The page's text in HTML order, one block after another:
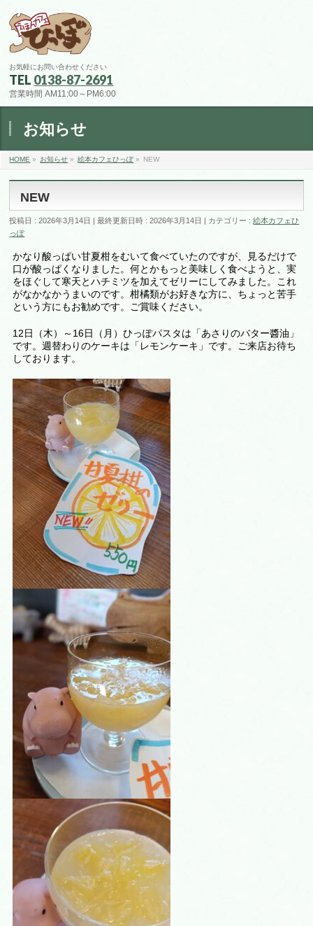
お気軽にお問い合わせください
TEL 0138-87-2691
営業時間 AM11:00～PM6:00
お知らせ
HOME » お知らせ » 絵本カフェひっぽ» NEW
NEW
投稿日 : 2026年3月14日 最終更新日時 : 2026年3月14日 カテゴリー :絵本カフェひ
っぽ
かなり酸っぱい甘夏柑をむいて食べていたのですが、見るだけで
口が酸っぱくなりました。何とかもっと美味しく食べようと、実
をほぐして寒天とハチミツを加えてゼリーにしてみました。これ
がなかなかうまいのです。柑橘類がお好きな方に、ちょっと苦手
という方にもお勧めです。ご賞味ください。
12日（木）～16日（月）ひっぽパスタは「あさりのバター醬油」
です。週替わりのケーキは 「レモンケーキ 」です。ご来店お待ち
しております。